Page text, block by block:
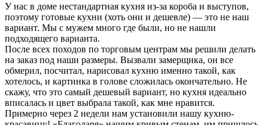
У нас в доме нестандартная кухня из-за короба и выступов,
поэтому готовые кухни (хоть они и дешевле) — это не наш
вариант. Мы с мужем много где были, но не нашли
подходящего варианта.
После всех походов по торговым центрам мы решили делать
на заказ под наши размеры. Вызвали замерщика, он все
обмерил, посчитал, нарисовал кухню именно такой, как
хотелось, и картинка в голове сложилась окончательно. Не
скажу, что это самый дешевый вариант, но кухня идеально
вписалась и цвет выбрала такой, как мне нравится.
Примерно через 2 недели нам установили нашу кухню-